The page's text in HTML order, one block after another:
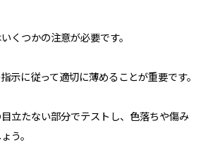
くつかの注意が必要です。
示に従って適切に薄めることが重要です。
立たない部分でテストし、色落ちや傷み
う。